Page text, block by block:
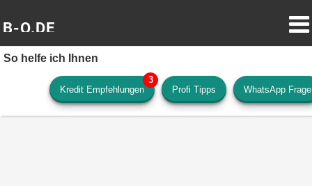
B-O.DE
So helfe ich Ihnen
Kredit Empfehlungen Profi Tipps WhatsApp Frage